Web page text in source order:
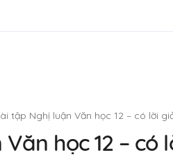
tập Nghị luận Văn học 12 – có lời
học 12 – có